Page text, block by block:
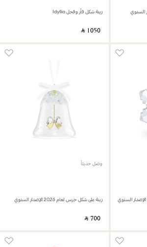
زينة شكل فأر وفجل Idyllia
‎ ⃁ ⁦1050⁩ ‎
وصل حديثاً
زينة على شكل جرس لعام 2026 الإصدار السنوي
‎ ⃁ ⁦700⁩ ‎